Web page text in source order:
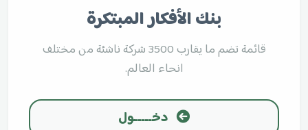
بنك الأفكار المبتكرة
قائمة تضم ما يقارب 3500 شركة ناشئة من مختلف
انحاء العالم.
دخـــــول